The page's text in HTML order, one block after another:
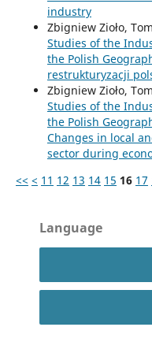
industry
Zbigniew Zioło,
Studies of the
the Polish
restrukturyzacji
Zbigniew Zioło,
Studies of the
the Polish
Changes in local
sector during
<< < 11 12 13 14 15 16 17
Language